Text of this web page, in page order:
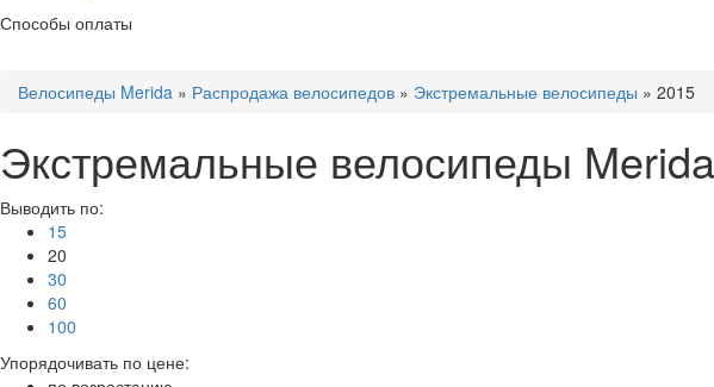
Способы оплаты
Велосипеды Merida » Распродажа велосипедов » Экстремальные велосипеды » 2015
Экстремальные велосипеды
Выводить по:
15
20
30
60
100
Упорядочивать по цене: